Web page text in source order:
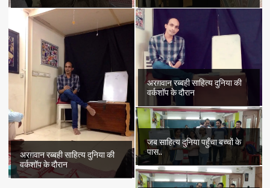
अरग़वान रब्बही साहित्य दुनिया की
वर्कशॉप के दौरान
अरग़वान रब्बही साहित्य दुनिया की
वर्कशॉप के दौरान
जब साहित्य दुनिया पहुँचा बच्चों के
पास..